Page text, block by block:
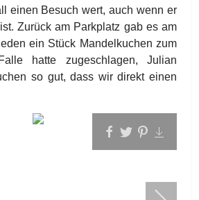
einen Besuch wert, auch wenn er
Zurück am Parkplatz gab es am
ein Stück Mandelkuchen zum
hatte zugeschlagen, Julian
so gut, dass wir direkt einen